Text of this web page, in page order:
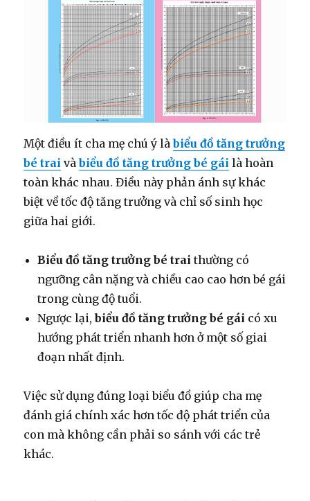
Một điều ít cha mẹ chú ý làbiểu đồ tăng trưởng
bé trai vàbiểu đồ tăng trưởng bé gái là hoàn
toàn khác nhau. Điều này phản ánh sự khác
biệt về tốc độ tăng trưởng và chỉ số sinh học
giữa hai giới.
Biểu đồ tăng trưởng bé trai thường có
ngưỡng cân nặng và chiều cao cao hơn bé gái
trong cùng độ tuổi.
Ngược lại,biểu đồ tăng trưởng bé gái có xu
hướng phát triển nhanh hơn ở một số giai
đoạn nhất định.
Việc sử dụng đúng loại biểu đồ giúp cha mẹ
đánh giá chính xác hơn tốc độ phát triển của
con mà không cần phải so sánh với các trẻ
khác.